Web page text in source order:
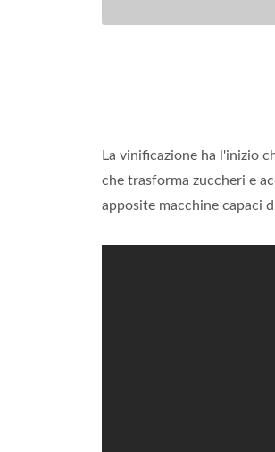
La vinificazione ha l'inizio
che trasforma zuccheri e
apposite macchine capaci